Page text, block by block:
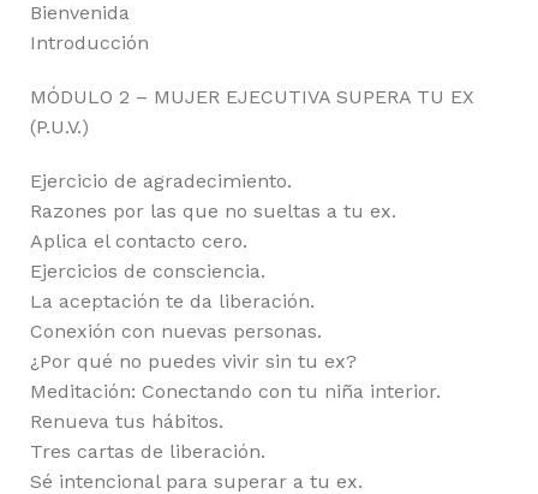
Bienvenida
Introducción
MÓDULO 2 – MUJER EJECUTIVA SUPERA TU EX
(P.U.V.)
Ejercicio de agradecimiento.
Razones por las que no sueltas a tu ex.
Aplica el contacto cero.
Ejercicios de consciencia.
La aceptación te da liberación.
Conexión con nuevas personas.
¿Por qué no puedes vivir sin tu ex?
Meditación: Conectando con tu niña interior.
Renueva tus hábitos.
Tres cartas de liberación.
Sé intencional para superar a tu ex.